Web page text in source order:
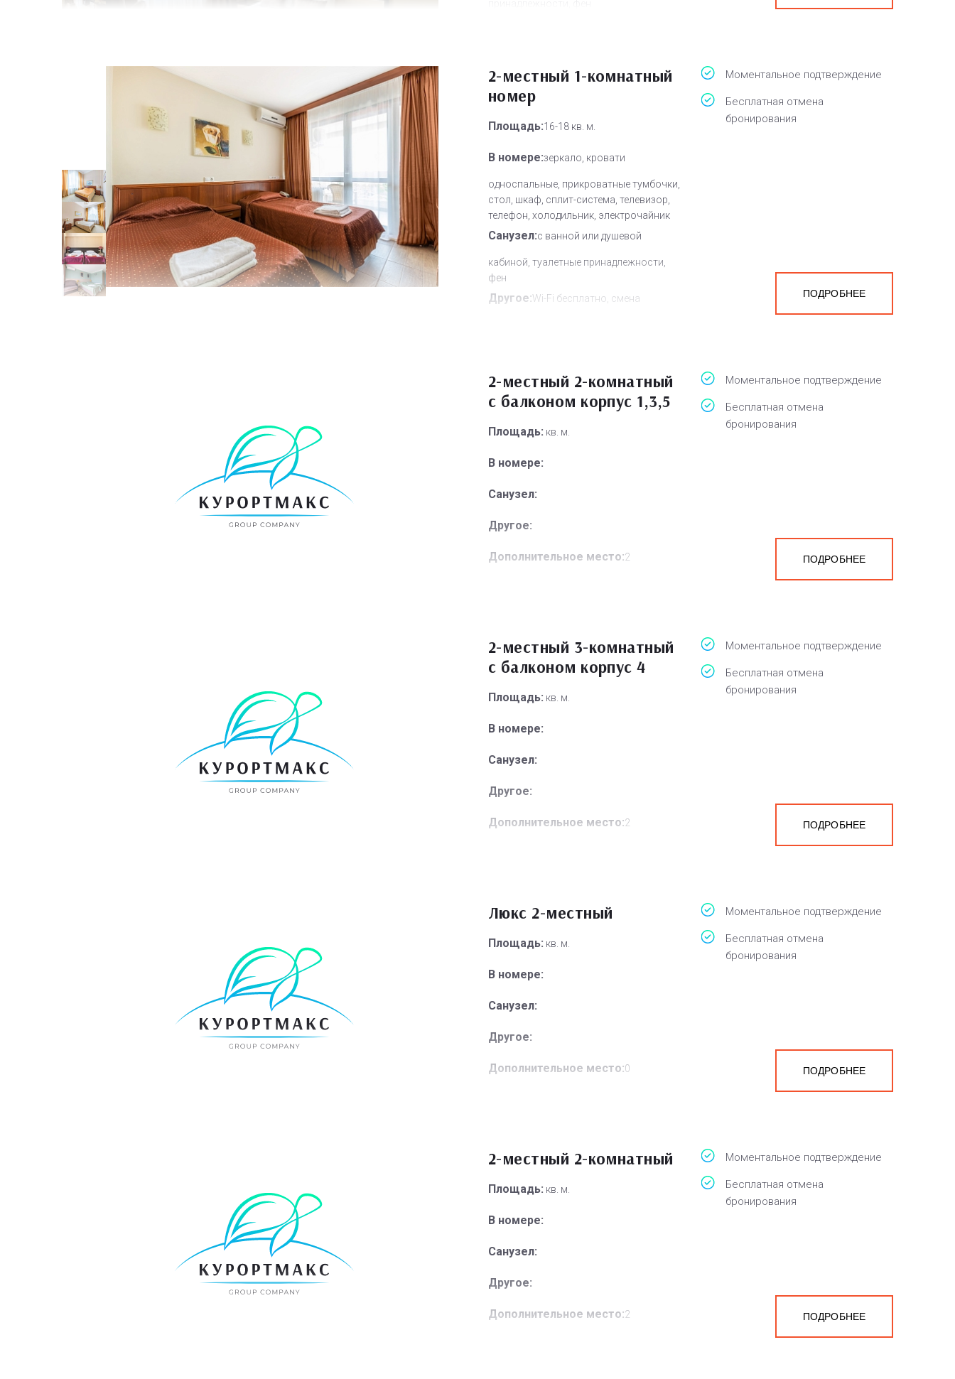
связи по территории отеля
Дополнительное место:
2-местный 1-комнатный
номер
Площадь:16-18 кв. м.
В номере:зеркало, кровати
односпальные, прикроватные тумбочки,
стол, шкаф, сплит-система, телевизор,
телефон, холодильник, электрочайник
Санузел:с ванной или душевой
кабиной, туалетные принадлежности,
фен
Другое:Wi-Fi бесплатно, смена
Дополнительное место:1
Моментальное подтверждение
Бесплатная отмена
бронирования
ПОДРОБНЕЕ
2-местный 2-комнатный
с балконом корпус 1,3,5
Площадь: кв. м.
В номере:
Санузел:
Другое:
Дополнительное место:2
Моментальное подтверждение
Бесплатная отмена
бронирования
ПОДРОБНЕЕ
2-местный 3-комнатный
с балконом корпус 4
Площадь: кв. м.
В номере:
Санузел:
Другое:
Дополнительное место:2
Моментальное подтверждение
Бесплатная отмена
бронирования
ПОДРОБНЕЕ
Люкс 2-местный
Площадь: кв. м.
В номере:
Санузел:
Другое:
Дополнительное место:0
Моментальное подтверждение
Бесплатная отмена
бронирования
ПОДРОБНЕЕ
2-местный 2-комнатный
Площадь: кв. м.
В номере:
Санузел:
Другое:
Дополнительное место:2
Моментальное подтверждение
Бесплатная отмена
бронирования
ПОДРОБНЕЕ